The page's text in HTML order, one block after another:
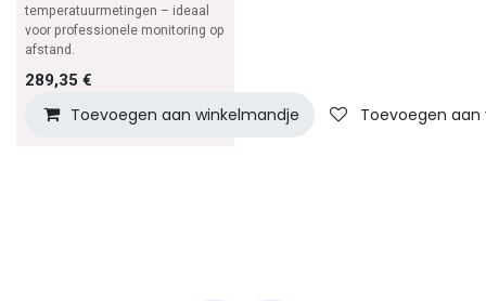
temperatuurmetingen – ideaal
voor professionele monitoring op
afstand.
289,35 €
Toevoegen aan winkelmandje Toevoegen aan